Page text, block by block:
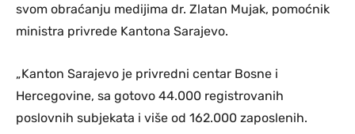
svom obraćanju medijima dr. Zlatan Mujak, pomoćnik
ministra privrede Kantona Sarajevo.
„Kanton Sarajevo je privredni centar Bosne i
Hercegovine, sa gotovo 44.000 registrovanih
poslovnih subjekata i više od 162.000 zaposlenih.